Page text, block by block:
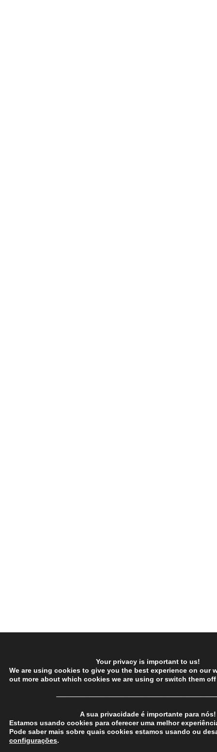
Your privacy is important to us!
We are using cookies to give you the best experience on our
out more about which cookies we are using or switch them
A sua privacidade é importante para nós!
Estamos usando cookies para oferecer uma melhor
Pode saber mais sobre quais cookies estamos usando ou
configurações.